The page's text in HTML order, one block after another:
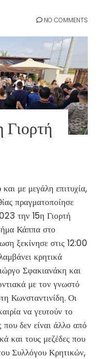
NO COMMENTS
Γιορτή
με μεγάλη επιτυχία,
πραγματοποίησε
την 15η Γιορτή
Κάππα στο
ξεκίνησε στις 12:00
κρητικά
Σφακιανάκη και
με τον γνωστό
Κωνσταντινίδη. Οι
να γευτούν το
δεν είναι άλλο από
και τους μεζέδες που
Συλλόγου Κρητικών,